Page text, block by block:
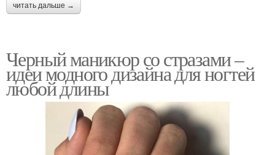
читать дальше →
Черный маникюр со стразами –
идеи модного дизайна для ногтей
любой длины